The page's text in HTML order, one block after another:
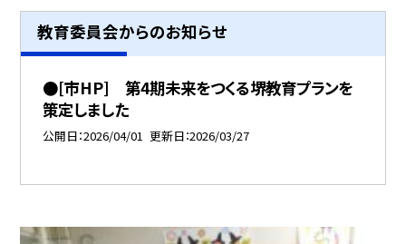
教育委員会からのお知らせ
●[市HP] 第4期未来をつくる堺教育プランを
策定しました
公開日 2026/04/01 更新日 2026/03/27